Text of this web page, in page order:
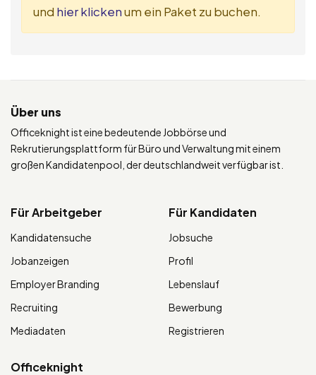
und hier klickenum ein Paket zu buchen.
Über uns
Officeknight ist eine bedeutende Jobbörse und
Rekrutierungsplattform für Büro und Verwaltung mit einem
großen Kandidatenpool, der deutschlandweit verfügbar ist.
Für Arbeitgeber
Kandidatensuche
Jobanzeigen
Employer Branding
Recruiting
Mediadaten
Für Kandidaten
Jobsuche
Profil
Lebenslauf
Bewerbung
Registrieren
Officeknight